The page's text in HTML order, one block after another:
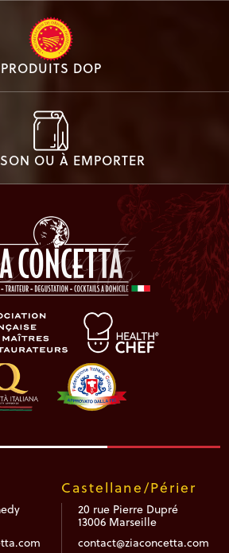
PRODUITS DOP
OU À EMPORTER
Castellane/Périer
20 rue Pierre Dupré
13006 Marseille
contact@ziaconcetta.com